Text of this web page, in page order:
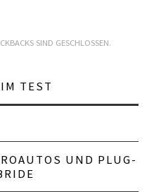
SIND GESCHLOSSEN.
TEST
UND PLUG-